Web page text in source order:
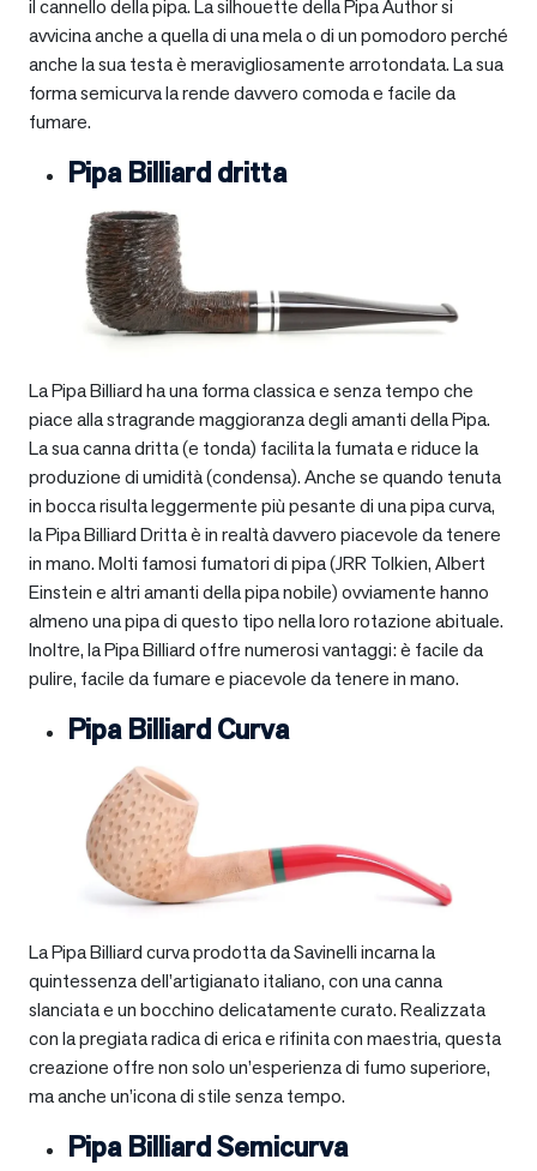
il cannello della pipa. La silhouette della Pipa Author si
avvicina anche a quella di una mela o di un pomodoro perché
anche la sua testa è meravigliosamente arrotondata. La sua
forma semicurva la rende davvero comoda e facile da
fumare.
Pipa Billiard dritta
La Pipa Billiard ha una forma classica e senza tempo che
piace alla stragrande maggioranza degli amanti della Pipa.
La sua canna dritta (e tonda) facilita la fumata e riduce la
produzione di umidità (condensa). Anche se quando tenuta
in bocca risulta leggermente più pesante di una pipa curva,
la Pipa Billiard Dritta è in realtà davvero piacevole da tenere
in mano. Molti famosi fumatori di pipa (JRR Tolkien, Albert
Einstein e altri amanti della pipa nobile) ovviamente hanno
almeno una pipa di questo tipo nella loro rotazione abituale.
Inoltre, la Pipa Billiard offre numerosi vantaggi: è facile da
pulire, facile da fumare e piacevole da tenere in mano.
Pipa Billiard Curva
La Pipa Billiard curva prodotta da Savinelli incarna la
quintessenza dell’artigianato italiano, con una canna
slanciata e un bocchino delicatamente curato. Realizzata
con la pregiata radica di erica e rifinita con maestria, questa
creazione offre non solo un’esperienza di fumo superiore,
ma anche un’icona di stile senza tempo.
Pipa Billiard Semicurva